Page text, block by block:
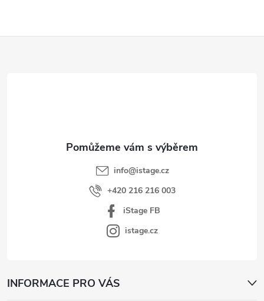
info@istage.cz
+420 216 216 003
iStage FB
istage.cz
INFORMACE PRO VÁS